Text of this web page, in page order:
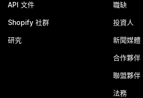
API 文件
Shopify 社群
研究
職缺
投資人
新聞媒體
合作夥伴
聯盟夥伴
法務